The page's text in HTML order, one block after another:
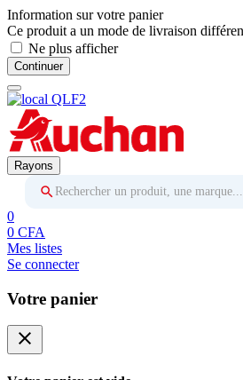
Information sur votre panier
Ce produit a un mode de livraison
Ne plus afficher
Continuer
Rayons
Rechercher un produit, une marque...
0
0 CFA
Mes listes
Se connecter
Votre panier
close